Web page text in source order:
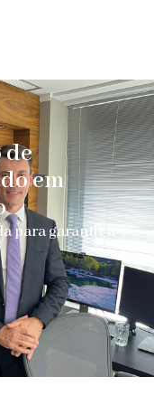
de
em
para garantir a